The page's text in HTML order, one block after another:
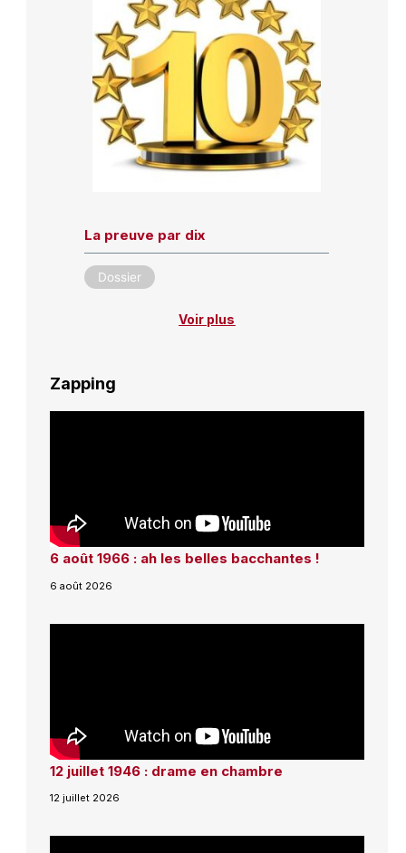
La preuve par dix
Dossier
Voir plus
Zapping
6 août 1966 : ah les belles bacchantes !
6 août 2026
12 juillet 1946 : drame en chambre
12 juillet 2026